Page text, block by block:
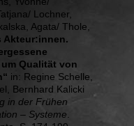
Lochner,
Agata/ Thole,
Akteur:innen.
Qualität von
in: Regine Schelle,
Bernhard Kalicki
in der Frühen
– Systeme